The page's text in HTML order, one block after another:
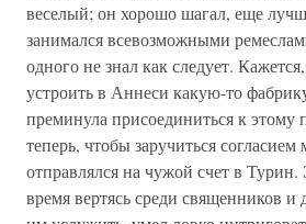
веселый; он хорошо шагал, еще
занимался всевозможными
одного не знал как следует.
устроить в Аннеси какую-то
преминула присоединиться к этому
теперь, чтобы заручиться
отправлялся на чужой счет в Турин.
время вертясь среди священников и